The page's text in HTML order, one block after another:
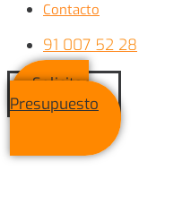
Contacto
91 007 52 28
Solicitar
Presupuesto